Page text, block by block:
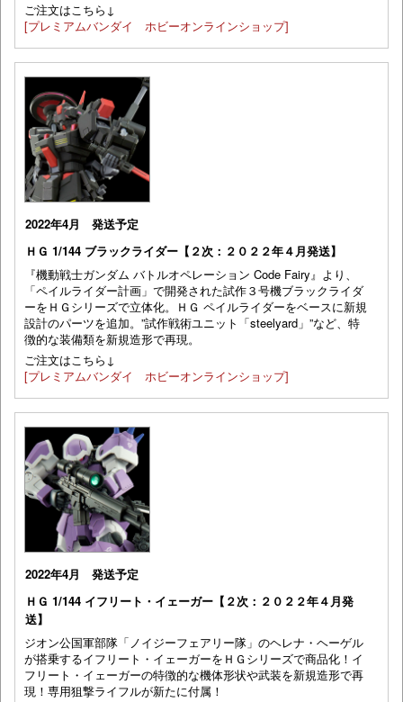
ご注文はこちら↓
[プレミアムバンダイ ホビーオンラインショップ]
2022年4月 発送予定
ＨＧ 1/144 ブラックライダー【２次：２０２２年４月発送】
『機動戦士ガンダム バトルオペレーション Code Fairy』より、
「ペイルライダー計画」で開発された試作３号機ブラックライダ
ーをＨＧシリーズで立体化。ＨＧ ペイルライダーをベースに新規
設計のパーツを追加。”試作戦術ユニット「steelyard」”など、特
徴的な装備類を新規造形で再現。
ご注文はこちら↓
[プレミアムバンダイ ホビーオンラインショップ]
2022年4月 発送予定
ＨＧ 1/144 イフリート・イェーガー【２次：２０２２年４月発
送】
ジオン公国軍部隊「ノイジーフェアリー隊」のヘレナ・ヘーゲル
が搭乗するイフリート・イェーガーをＨＧシリーズで商品化！イ
フリート・イェーガーの特徴的な機体形状や武装を新規造形で再
現！専用狙撃ライフルが新たに付属！